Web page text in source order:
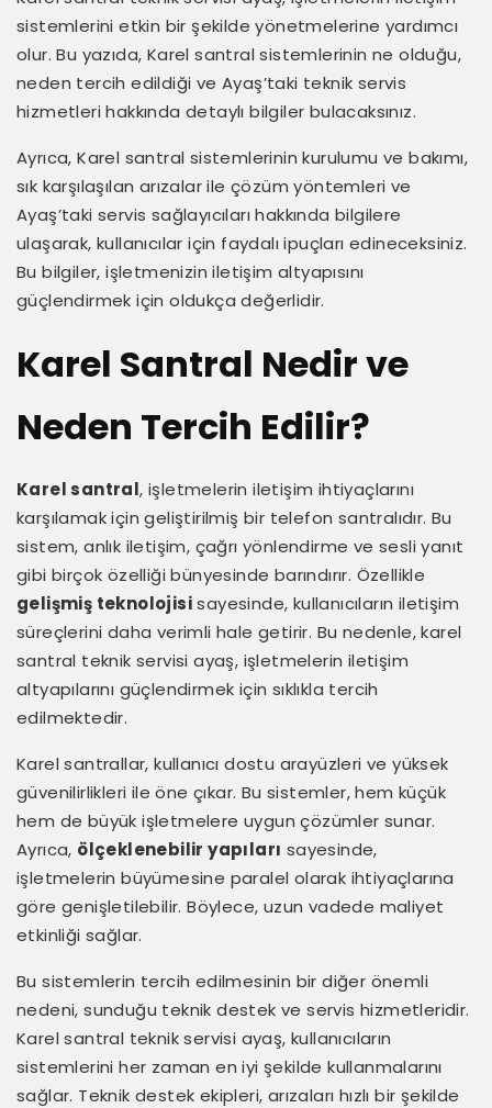
sistemlerini etkin bir şekilde yönetmelerine yardımcı
olur. Bu yazıda, Karel santral sistemlerinin ne olduğu,
neden tercih edildiği ve Ayaş’taki teknik servis
hizmetleri hakkında detaylı bilgiler bulacaksınız.
Ayrıca, Karel santral sistemlerinin kurulumu ve bakımı,
sık karşılaşılan arızalar ile çözüm yöntemleri ve
Ayaş’taki servis sağlayıcıları hakkında bilgilere
ulaşarak, kullanıcılar için faydalı ipuçları edineceksiniz.
Bu bilgiler, işletmenizin iletişim altyapısını
güçlendirmek için oldukça değerlidir.
Karel Santral Nedir ve
Neden Tercih Edilir?
Karel santral, işletmelerin iletişim ihtiyaçlarını
karşılamak için geliştirilmiş bir telefon santralıdır. Bu
sistem, anlık iletişim, çağrı yönlendirme ve sesli yanıt
gibi birçok özelliği bünyesinde barındırır. Özellikle
gelişmiş teknolojisisayesinde, kullanıcıların iletişim
süreçlerini daha verimli hale getirir. Bu nedenle, karel
santral teknik servisi ayaş, işletmelerin iletişim
altyapılarını güçlendirmek için sıklıkla tercih
edilmektedir.
Karel santrallar, kullanıcı dostu arayüzleri ve yüksek
güvenilirlikleri ile öne çıkar. Bu sistemler, hem küçük
hem de büyük işletmelere uygun çözümler sunar.
Ayrıca, ölçeklenebilir yapıları sayesinde,
işletmelerin büyümesine paralel olarak ihtiyaçlarına
göre genişletilebilir. Böylece, uzun vadede maliyet
etkinliği sağlar.
Bu sistemlerin tercih edilmesinin bir diğer önemli
nedeni, sunduğu teknik destek ve servis hizmetleridir.
Karel santral teknik servisi ayaş, kullanıcıların
sistemlerini her zaman en iyi şekilde kullanmalarını
sağlar. Teknik destek ekipleri, arızaları hızlı bir şekilde